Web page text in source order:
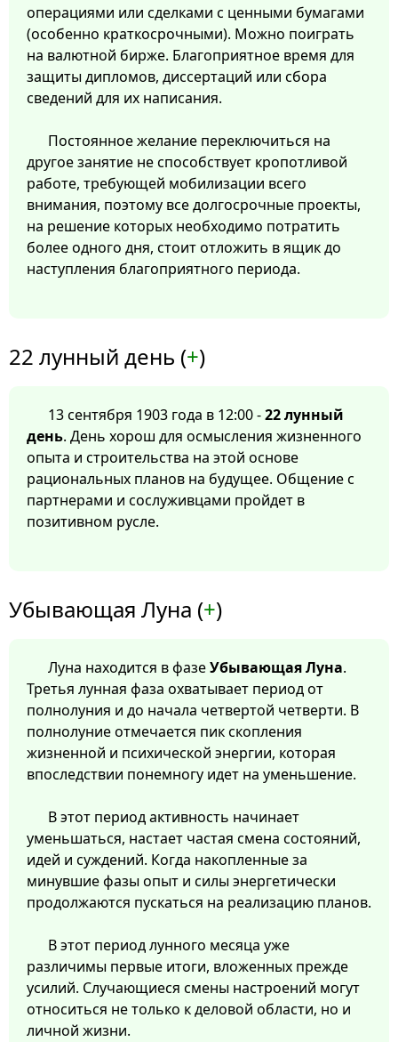
операциями или сделками с ценными бумагами
(особенно краткосрочными). Можно поиграть
на валютной бирже. Благоприятное время для
защиты дипломов, диссертаций или сбора
сведений для их написания.
Постоянное желание переключиться на
другое занятие не способствует кропотливой
работе, требующей мобилизации всего
внимания, поэтому все долгосрочные проекты,
на решение которых необходимо потратить
более одного дня, стоит отложить в ящик до
наступления благоприятного периода.
22 лунный день (+)
13 сентября 1903 года в 12:00 -22 лунный
день. День хорош для осмысления жизненного
опыта и строительства на этой основе
рациональных планов на будущее. Общение с
партнерами и сослуживцами пройдет в
позитивном русле.
Убывающая Луна (+)
Луна находится в фазеУбывающая Луна.
Третья лунная фаза охватывает период от
полнолуния и до начала четвертой четверти. В
полнолуние отмечается пик скопления
жизненной и психической энергии, которая
впоследствии понемногу идет на уменьшение.
В этот период активность начинает
уменьшаться, настает частая смена состояний,
идей и суждений. Когда накопленные за
минувшие фазы опыт и силы энергетически
продолжаются пускаться на реализацию планов.
В этот период лунного месяца уже
различимы первые итоги, вложенных прежде
усилий. Случающиеся смены настроений могут
относиться не только к деловой области, но и
личной жизни.